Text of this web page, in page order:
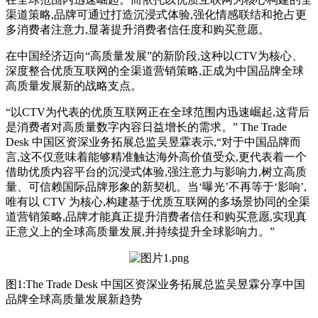
渠道策略,品牌可通过打造沉浸式体验,强化情感联结和抢占更
多消费者注意力,显著提升消费者信任度和购买意愿。
在中国经济迈向“高质量发展”的新阶段,这种以CTV为核心、
深度整合优质互联网的全渠道营销策略,正成为中国品牌全球
高质量发展新的战略支点。
“以CTV为代表的优质互联网正在全球范围内迅速崛起,这背后
是消费者对高质量数字内容日益增长的需求。” The Trade
Desk 中国区资深业务拓展总监吴昱霖表示,“对于中国品牌而
言,这不仅意味着能够精准触达海外高价值受众,更代表着一个
借助优质内容平台的沉浸式体验,强注意力与影响力,树立高质
量、可信赖国际品牌形象的新契机。当‘曝光’不再等于‘影响’,
唯有以 CTV 为核心,构建基于优质互联网的多场景协同的全渠
道营销策略,品牌才能真正提升消费者信任和购买意愿,实现真
正意义上的全球高质量发展,并持续提升全球影响力。”
图1:The Trade Desk 中国区资深业务拓展总监吴昱霖分享中国
品牌全球高质量发展新趋势